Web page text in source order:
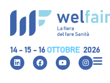
14 - 15 - 16 OTTOBRE 2026